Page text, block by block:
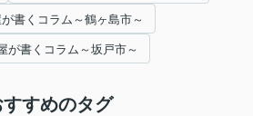
書くコラム～鶴ヶ島市～
が書くコラム～坂戸市～
すすめのタグ